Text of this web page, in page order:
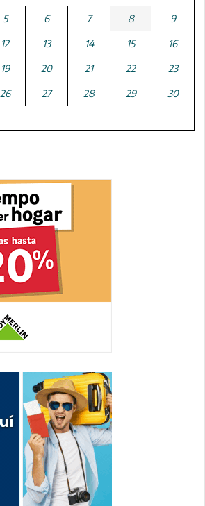
5 6 7 8 9
12 13 14 15 16
19 20 21 22 23
26 27 28 29 30